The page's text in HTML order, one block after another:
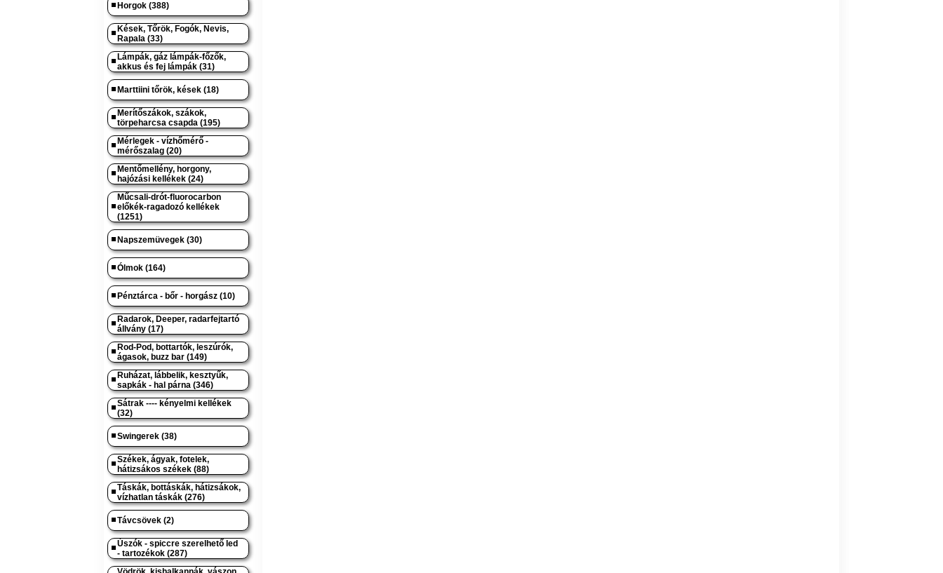
Horgok (388)
Kések, Tőrök, Fogók, Nevis,
Rapala (33)
Lámpák, gáz lámpák-főzők,
akkus és fej lámpák (31)
Marttiini tőrök, kések (18)
Merítőszákok, szákok,
törpeharcsa csapda (195)
Mérlegek - vízhőmérő -
mérőszalag (20)
Mentőmellény, horgony,
hajózási kellékek (24)
Műcsali-drót-fluorocarbon
előkék-ragadozó kellékek
(1251)
Napszemüvegek (30)
Ólmok (164)
Pénztárca - bőr - horgász (10)
Radarok, Deeper, radarfejtartó
állvány (17)
Rod-Pod, bottartók, leszúrók,
ágasok, buzz bar (149)
Ruházat, lábbelik, kesztyűk,
sapkák - hal párna (346)
Sátrak ---- kényelmi kellékek
(32)
Swingerek (38)
Székek, ágyak, fotelek,
hátizsákos székek (88)
Táskák, bottáskák, hátizsákok,
vízhatlan táskák (276)
Távcsövek (2)
Úszók - spiccre szerelhető led
- tartozékok (287)